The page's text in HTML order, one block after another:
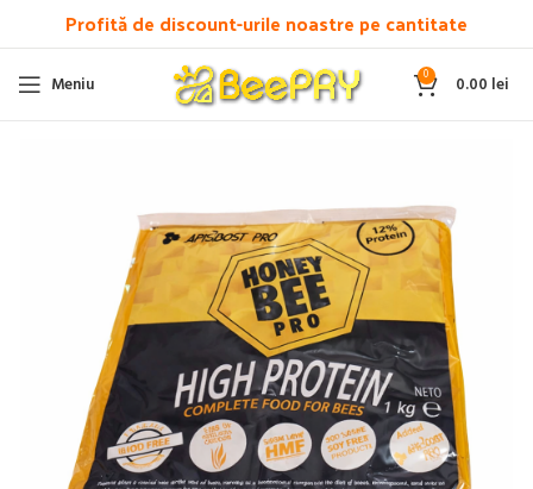
Profită de discount-urile noastre pe cantitate
Meniu 0 0.00 lei